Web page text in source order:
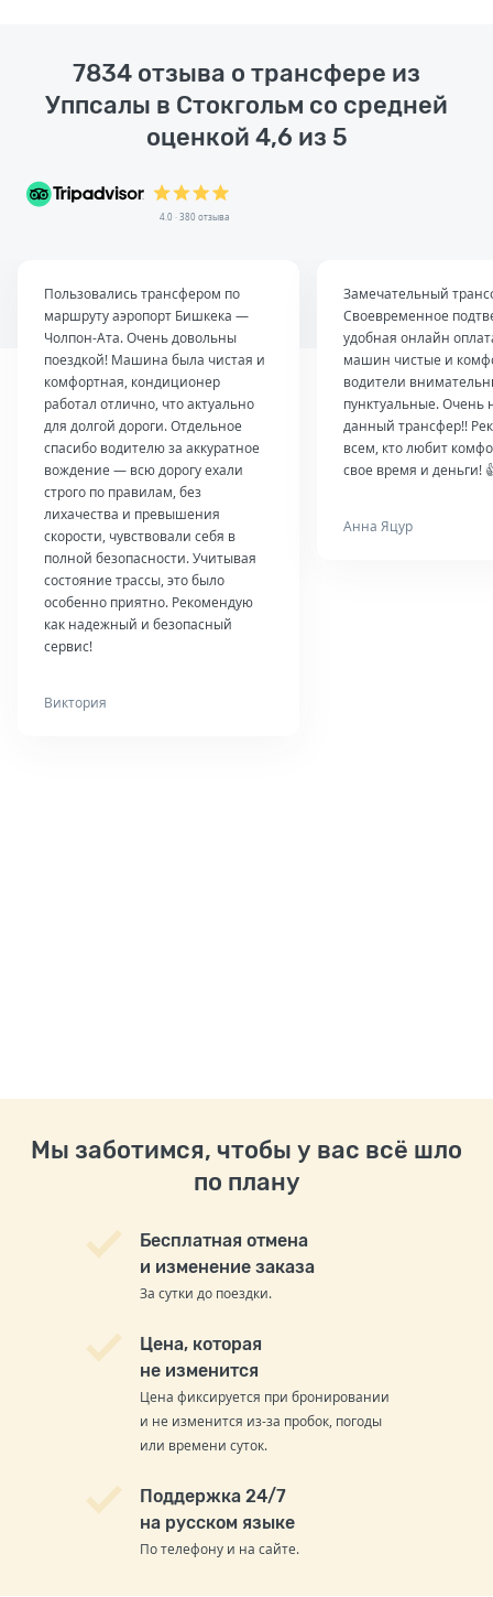
7834 отзыва о трансфере из
Уппсалы в Стокгольм со средней
оценкой 4,6 из 5
4.0 · 380 отзыва
Пользовались трансфером по
маршруту аэропорт Бишкека —
Чолпон-Ата. Очень довольны
поездкой! Машина была чистая и
комфортная, кондиционер
работал отлично, что актуально
для долгой дороги. Отдельное
спасибо водителю за аккуратное
вождение — всю дорогу ехали
строго по правилам, без
лихачества и превышения
скорости, чувствовали себя в
полной безопасности. Учитывая
состояние трассы, это было
особенно приятно. Рекомендую
как надежный и безопасный
сервис!
Виктория
Замечательный
Своевременное
удобная онлайн
машин чистые и
водители
пунктуальные. Очень
данный трансфер!!
всем, кто любит
свое время и деньги!
Анна Яцур
Мы заботимся, чтобы у вас всё шло
по плану
Бесплатная отмена
и изменение заказа
За сутки до поездки.
Цена, которая
не изменится
Цена фиксируется при бронировании
и не изменится из-за пробок, погоды
или времени суток.
Поддержка 24/7
на русском языке
По телефону и на сайте.